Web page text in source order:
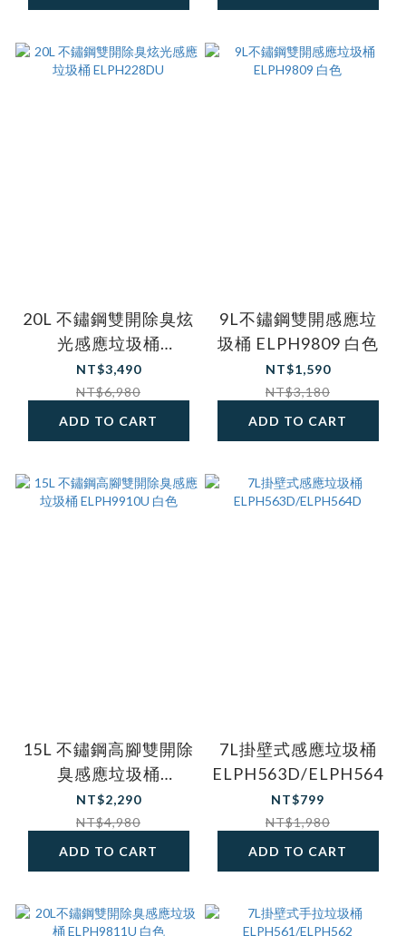
20L 不鏽鋼雙開除臭炫
光感應垃圾桶
ELPH228DU
NT$3,490
NT$6,980
ADD TO CART
9L不鏽鋼雙開感應垃
圾桶 ELPH9809 白色
NT$1,590
NT$3,180
ADD TO CART
15L 不鏽鋼高腳雙開除
臭感應垃圾桶
ELPH9910U 白色
NT$2,290
NT$4,980
ADD TO CART
7L掛壁式感應垃圾桶
ELPH563D/ELPH564D
NT$799
NT$1,980
ADD TO CART